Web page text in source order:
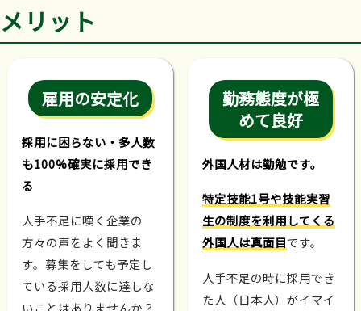
メリット
雇用の安定化
採用に困らない・多人数
も100%確実に採用でき
る
人手不足に嘆く企業の
方々の声をよく聞きま
す。募集をしても予定し
ている採用人数に達しな
勤務態度が極
めて良好
外国人材は勤勉です。
特定技能1号や技能実習
生の制度を利用してくる
外国人は真面目です。
人手不足の時に採用でき
た人（日本人）がイマイ